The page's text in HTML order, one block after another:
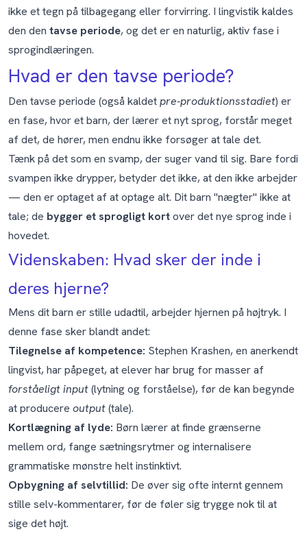
ikke et tegn på tilbagegang eller forvirring. I lingvistik kaldes
den den tavse periode, og det er en naturlig, aktiv fase i
sprogindlæringen.
Hvad er den tavse periode?
Den tavse periode (også kaldetpre-produktionsstadiet) er
en fase, hvor et barn, der lærer et nyt sprog, forstår meget
af det, de hører, men endnu ikke forsøger at tale det.
Tænk på det som en svamp, der suger vand til sig. Bare fordi
svampen ikke drypper, betyder det ikke, at den ikke arbejder
— den er optaget af at optage alt. Dit barn "nægter" ikke at
tale; de bygger et sprogligt kortover det nye sprog inde i
hovedet.
Videnskaben: Hvad sker der inde i
deres hjerne?
Mens dit barn er stille udadtil, arbejder hjernen på højtryk. I
denne fase sker blandt andet:
Tilegnelse af kompetence: Stephen Krashen, en anerkendt
lingvist, har påpeget, at elever har brug for masser af
forståeligt input(lytning og forståelse), før de kan begynde
at producere output(tale).
Kortlægning af lyde: Børn lærer at finde grænserne
mellem ord, fange sætningsrytmer og internalisere
grammatiske mønstre helt instinktivt.
Opbygning af selvtillid: De øver sig ofte internt gennem
stille selv-kommentarer, før de føler sig trygge nok til at
sige det højt.